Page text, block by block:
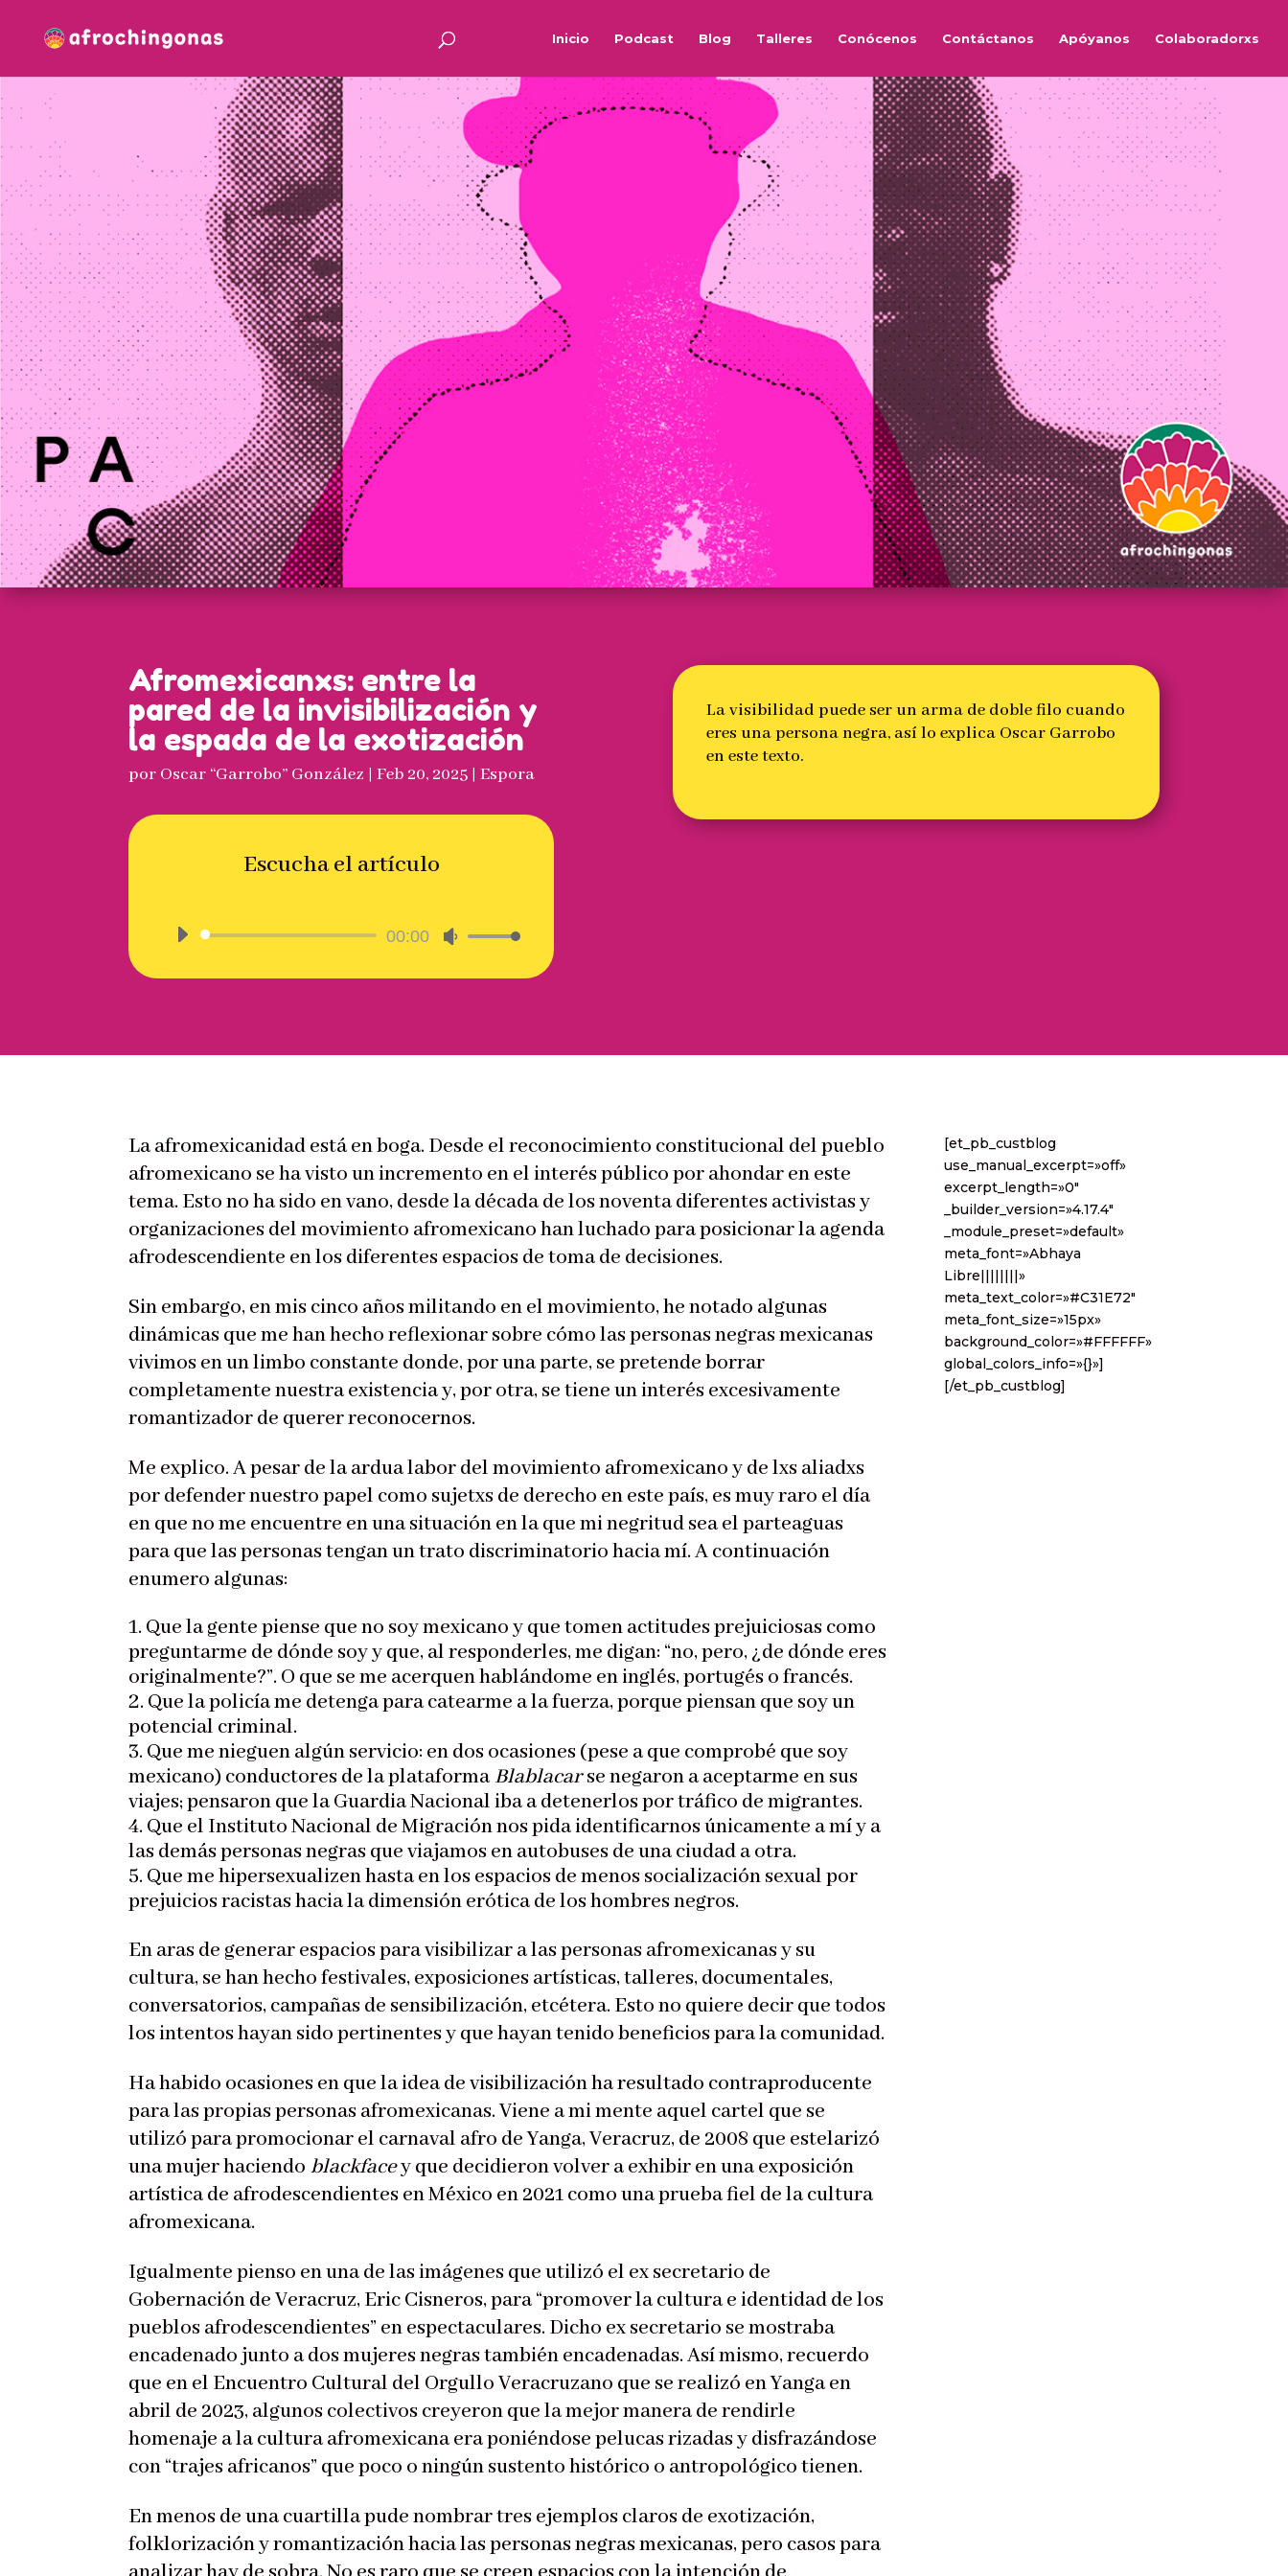
Inicio Podcast Blog Talleres Conócenos Contáctanos Apóyanos Colaboradorxs
Afromexicanxs: entre la
pared de la invisibilización y
la espada de la exotización
por Oscar “Garrobo” González |Feb 20, 2025 |Espora
Escucha el artículo
Reproductor
audio
00:00
Utiliza
teclas
disminuir
el
volumen.
La visibilidad puede ser un arma de doble filo cuando
eres una persona negra, así lo explica Oscar Garrobo
en este texto.
La afromexicanidad está en boga. Desde el reconocimiento constitucional del pueblo
afromexicano se ha visto un incremento en el interés público por ahondar en este
tema. Esto no ha sido en vano, desde la década de los noventa diferentes activistas y
organizaciones del movimiento afromexicano han luchado para posicionar la agenda
afrodescendiente en los diferentes espacios de toma de decisiones.
Sin embargo, en mis cinco años militando en el movimiento, he notado algunas
dinámicas que me han hecho reflexionar sobre cómo las personas negras mexicanas
vivimos en un limbo constante donde, por una parte, se pretende borrar
completamente nuestra existencia y, por otra, se tiene un interés excesivamente
romantizador de querer reconocernos.
Me explico. A pesar de la ardua labor del movimiento afromexicano y de lxs aliadxs
por defender nuestro papel como sujetxs de derecho en este país, es muy raro el día
en que no me encuentre en una situación en la que mi negritud sea el parteaguas
para que las personas tengan un trato discriminatorio hacia mí. A continuación
enumero algunas:
Que la gente piense que no soy mexicano y que tomen actitudes prejuiciosas como
preguntarme de dónde soy y que, al responderles, me digan: “no, pero, ¿de dónde eres
originalmente?”. O que se me acerquen hablándome en inglés, portugés o francés.
Que la policía me detenga para catearme a la fuerza, porque piensan que soy un
potencial criminal.
Que me nieguen algún servicio: en dos ocasiones (pese a que comprobé que soy
mexicano) conductores de la plataforma Blablacarse negaron a aceptarme en sus
viajes; pensaron que la Guardia Nacional iba a detenerlos por tráfico de migrantes.
Que el Instituto Nacional de Migración nos pida identificarnos únicamente a mí y a
las demás personas negras que viajamos en autobuses de una ciudad a otra.
Que me hipersexualizen hasta en los espacios de menos socialización sexual por
prejuicios racistas hacia la dimensión erótica de los hombres negros.
En aras de generar espacios para visibilizar a las personas afromexicanas y su
cultura, se han hecho festivales, exposiciones artísticas, talleres, documentales,
conversatorios, campañas de sensibilización, etcétera. Esto no quiere decir que todos
los intentos hayan sido pertinentes y que hayan tenido beneficios para la comunidad.
Ha habido ocasiones en que la idea de visibilización ha resultado contraproducente
para las propias personas afromexicanas. Viene a mi mente aquel cartel que se
utilizó para promocionar el carnaval afro de Yanga, Veracruz, de 2008 que estelarizó
una mujer haciendoblackfacey que decidieron volver a exhibir en una exposición
artística de afrodescendientes en México en 2021 como una prueba fiel de la cultura
afromexicana.
Igualmente pienso en una de las imágenes que utilizó el ex secretario de
Gobernación de Veracruz, Eric Cisneros, para “promover la cultura e identidad de los
pueblos afrodescendientes” en espectaculares. Dicho ex secretario se mostraba
encadenado junto a dos mujeres negras también encadenadas. Así mismo, recuerdo
que en el Encuentro Cultural del Orgullo Veracruzano que se realizó en Yanga en
abril de 2023, algunos colectivos creyeron que la mejor manera de rendirle
homenaje a la cultura afromexicana era poniéndose pelucas rizadas y disfrazándose
con “trajes africanos” que poco o ningún sustento histórico o antropológico tienen.
En menos de una cuartilla pude nombrar tres ejemplos claros de exotización,
folklorización y romantización hacia las personas negras mexicanas, pero casos para
[et_pb_custblog
use_manual_excerpt=»off»
excerpt_length=»0″
_builder_version=»4.17.4″
_module_preset=»default»
meta_font=»Abhaya
Libre||||||||»
meta_text_color=»#C31E72″
meta_font_size=»15px»
background_color=»#FFFFFF»
global_colors_info=»{}»]
[/et_pb_custblog]